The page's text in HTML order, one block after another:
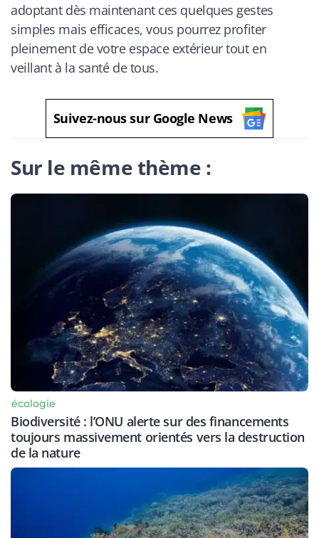
adoptant dès maintenant ces quelques gestes
simples mais efficaces, vous pourrez profiter
pleinement de votre espace extérieur tout en
veillant à la santé de tous.
Suivez-nous sur Google News
Sur le même thème :
écologie
Biodiversité : l’ONU alerte sur des financements
toujours massivement orientés vers la destruction
de la nature